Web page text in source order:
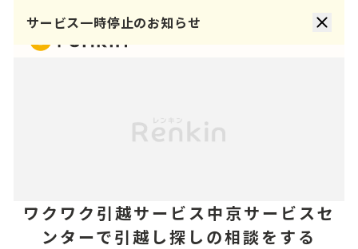
サービス一時停止のお知らせ
ワクワク引越サービス中京サービスセ
ンターで引越し探しの相談をする